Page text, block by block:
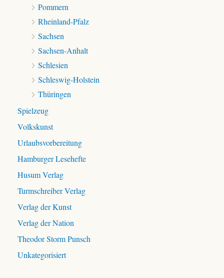
Pommern
Rheinland-Pfalz
Sachsen
Sachsen-Anhalt
Schlesien
Schleswig-Holstein
Thüringen
Spielzeug
Volkskunst
Urlaubsvorbereitung
Hamburger Lesehefte
Husum Verlag
Turmschreiber Verlag
Verlag der Kunst
Verlag der Nation
Theodor Storm Punsch
Unkategorisiert